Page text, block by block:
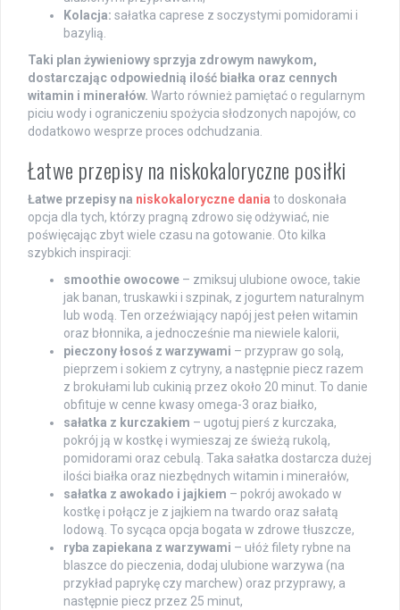
Kolacja: sałatka caprese z soczystymi pomidorami i
bazylią.
Taki plan żywieniowy sprzyja zdrowym nawykom,
dostarczając odpowiednią ilość białka oraz cennych
witamin i minerałów. Warto również pamiętać o regularnym
piciu wody i ograniczeniu spożycia słodzonych napojów, co
dodatkowo wesprze proces odchudzania.
Łatwe przepisy na niskokaloryczne posiłki
Łatwe przepisy na niskokaloryczne dania to doskonała
opcja dla tych, którzy pragną zdrowo się odżywiać, nie
poświęcając zbyt wiele czasu na gotowanie. Oto kilka
szybkich inspiracji:
smoothie owocowe – zmiksuj ulubione owoce, takie
jak banan, truskawki i szpinak, z jogurtem naturalnym
lub wodą. Ten orzeźwiający napój jest pełen witamin
oraz błonnika, a jednocześnie ma niewiele kalorii,
pieczony łosoś z warzywami – przypraw go solą,
pieprzem i sokiem z cytryny, a następnie piecz razem
z brokułami lub cukinią przez około 20 minut. To danie
obfituje w cenne kwasy omega-3 oraz białko,
sałatka z kurczakiem – ugotuj pierś z kurczaka,
pokrój ją w kostkę i wymieszaj ze świeżą rukolą,
pomidorami oraz cebulą. Taka sałatka dostarcza dużej
ilości białka oraz niezbędnych witamin i minerałów,
sałatka z awokado i jajkiem – pokrój awokado w
kostkę i połącz je z jajkiem na twardo oraz sałatą
lodową. To sycąca opcja bogata w zdrowe tłuszcze,
ryba zapiekana z warzywami – ułóż filety rybne na
blaszce do pieczenia, dodaj ulubione warzywa (na
przykład paprykę czy marchew) oraz przyprawy, a
następnie piecz przez 25 minut,